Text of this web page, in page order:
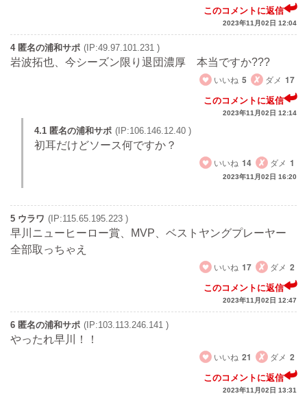
このコメントに返信
2023年11月02日 12:04
4 匿名の浦和サポ (IP:49.97.101.231 )
岩波拓也、今シーズン限り退団濃厚 本当ですか???
いいね 5 ダメ 17
このコメントに返信
2023年11月02日 12:14
4.1 匿名の浦和サポ (IP:106.146.12.40 )
初耳だけどソース何ですか？
いいね 14 ダメ 1
2023年11月02日 16:20
5 ウラワ (IP:115.65.195.223 )
早川ニューヒーロー賞、MVP、ベストヤングプレーヤー
全部取っちゃえ
いいね 17 ダメ 2
このコメントに返信
2023年11月02日 12:47
6 匿名の浦和サポ (IP:103.113.246.141 )
やったれ早川！！
いいね 21 ダメ 2
このコメントに返信
2023年11月02日 13:31